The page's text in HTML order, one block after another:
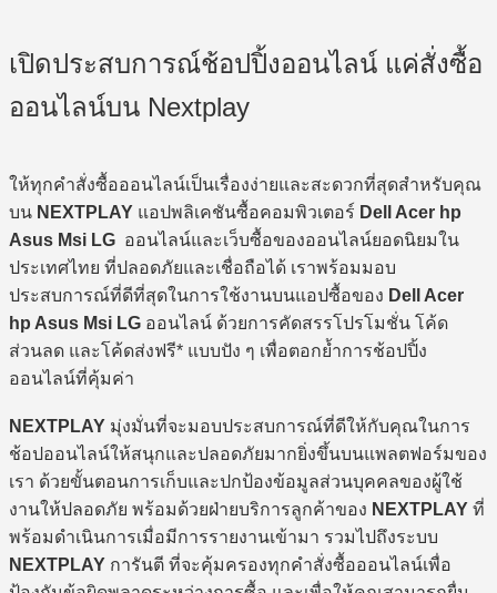
เปิดประสบการณ์ช้อปปิ้งออนไลน์ แค่สั่งซื้อ
ออนไลน์บน Nextplay
ให้ทุกคำสั่งซื้อออนไลน์เป็นเรื่องง่ายและสะดวกที่สุดสำหรับคุณ
บน NEXTPLAY แอปพลิเคชันซื้อคอมพิวเตอร์ Dell Acer hp
Asus Msi LG ออนไลน์และเว็บซื้อของออนไลน์ยอดนิยมใน
ประเทศไทย ที่ปลอดภัยและเชื่อถือได้ เราพร้อมมอบ
ประสบการณ์ที่ดีที่สุดในการใช้งานบนแอปซื้อของ Dell Acer
hp Asus Msi LG ออนไลน์ ด้วยการคัดสรรโปรโมชั่น โค้ด
ส่วนลด และโค้ดส่งฟรี* แบบปัง ๆ เพื่อตอกย้ำการช้อปปิ้ง
ออนไลน์ที่คุ้มค่า
NEXTPLAY มุ่งมั่นที่จะมอบประสบการณ์ที่ดีให้กับคุณในการ
ช้อปออนไลน์ให้สนุกและปลอดภัยมากยิ่งขึ้นบนแพลตฟอร์มของ
เรา ด้วยขั้นตอนการเก็บและปกป้องข้อมูลส่วนบุคคลของผู้ใช้
งานให้ปลอดภัย พร้อมด้วยฝ่ายบริการลูกค้าของ NEXTPLAY ที่
พร้อมดำเนินการเมื่อมีการรายงานเข้ามา รวมไปถึงระบบ
NEXTPLAY การันตี ที่จะคุ้มครองทุกคำสั่งซื้อออนไลน์เพื่อ